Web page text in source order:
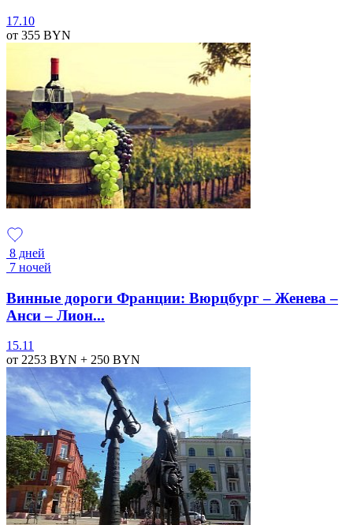
17.10
от 355 BYN
8 дней
7 ночей
Винные дороги Франции: Вюрцбург – Женева –
Анси – Лион...
15.11
от 2253 BYN + 250 BYN